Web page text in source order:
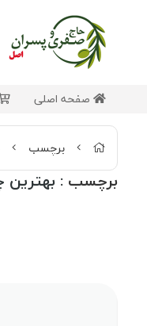
صفحه اصلی
برچسب
برچسب : بهترین